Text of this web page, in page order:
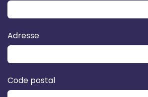
Adresse
Code postal